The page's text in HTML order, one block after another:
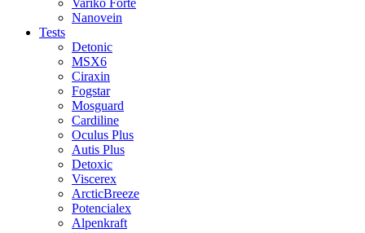
Variko Forte
Nanovein
Tests
Detonic
MSX6
Ciraxin
Fogstar
Mosguard
Cardiline
Oculus Plus
Autis Plus
Detoxic
Viscerex
ArcticBreeze
Potencialex
Alpenkraft